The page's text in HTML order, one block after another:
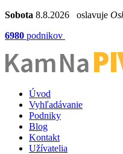
Sobota 8.8.2026 oslavuje
6980 podnikov
Kam Na
Úvod
Vyhľadávanie
Podniky
Blog
Kontakt
Užívatelia